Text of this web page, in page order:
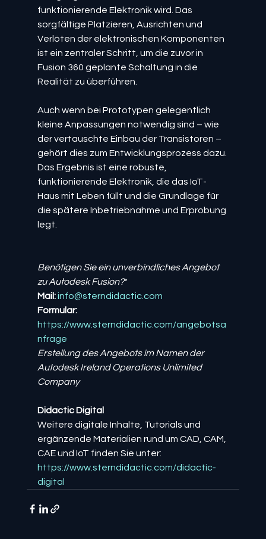
funktionierende Elektronik wird. Das
sorgfältige Platzieren, Ausrichten und
Verlöten der elektronischen Komponenten
ist ein zentraler Schritt, um die zuvor in
Fusion 360 geplante Schaltung in die
Realität zu überführen.
Auch wenn bei Prototypen gelegentlich
kleine Anpassungen notwendig sind – wie
der vertauschte Einbau der Transistoren –
gehört dies zum Entwicklungsprozess dazu.
Das Ergebnis ist eine robuste,
funktionierende Elektronik, die das IoT-
Haus mit Leben füllt und die Grundlage für
die spätere Inbetriebnahme und Erprobung
legt.
Benötigen Sie ein unverbindliches Angebot
zu Autodesk Fusion?*
Mail: info@sterndidactic.com
Formular:
https://www.sterndidactic.com/angebotsa
nfrage
Erstellung des Angebots im Namen der
Autodesk Ireland Operations Unlimited
Company
Didactic Digital
Weitere digitale Inhalte, Tutorials und
ergänzende Materialien rund um CAD, CAM,
CAE und IoT finden Sie unter:
https://www.sterndidactic.com/didactic-
digital